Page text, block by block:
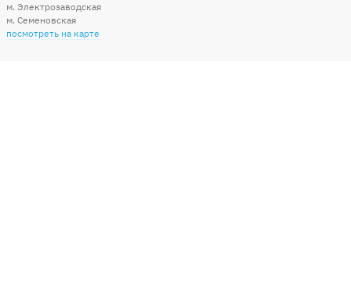
м. Электрозаводская
м. Семеновская
посмотреть на карте